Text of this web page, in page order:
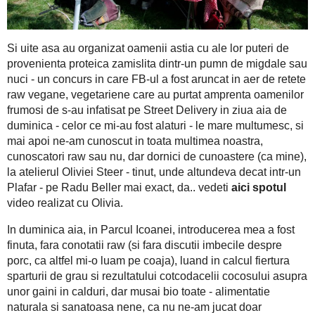
Si uite asa au organizat oamenii astia cu ale lor puteri de
pumn de migdale sau nuci - un concurs in care FB-ul a
vegetariene care au purtat amprenta oamenilor frumosi de s-
de duminica - celor ce mi-au fost alaturi - le mare
multimea noastra, cunoscatori raw sau nu, dar dornici de
Steer - tinut, unde altundeva decat intr-un Plafar - pe Radu
In duminica aia, in Parcul Icoanei, introducerea mea a fost
imbecile despre porc, ca altfel mi-o luam pe coaja),
rezultatului cotcodacelii cocosului asupra unor gaini in
naturala si sanatoasa nene, ca nu ne-am jucat doar
niste treburi.. Faina misiune, dom'le, da!